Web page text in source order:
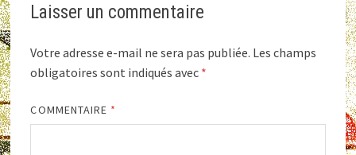
Laisser un commentaire
Votre adresse e-mail ne sera pas publiée. Les champs
obligatoires sont indiqués avec *
COMMENTAIRE *